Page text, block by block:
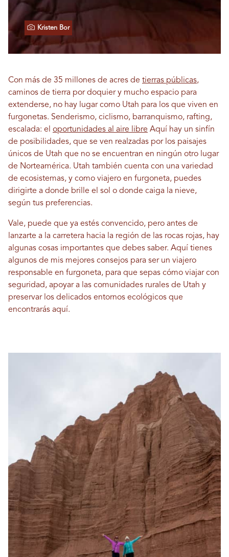
Kristen Bor
Con más de 35 millones de acres de tierras públicas,
caminos de tierra por doquier y mucho espacio para
extenderse, no hay lugar como Utah para los que viven en
furgonetas. Senderismo, ciclismo, barranquismo, rafting,
escalada: el oportunidades al aire libre Aquí hay un sinfín
de posibilidades, que se ven realzadas por los paisajes
únicos de Utah que no se encuentran en ningún otro lugar
de Norteamérica. Utah también cuenta con una variedad
de ecosistemas, y como viajero en furgoneta, puedes
dirigirte a donde brille el sol o donde caiga la nieve,
según tus preferencias.
Vale, puede que ya estés convencido, pero antes de
lanzarte a la carretera hacia la región de las rocas rojas, hay
algunas cosas importantes que debes saber. Aquí tienes
algunos de mis mejores consejos para ser un viajero
responsable en furgoneta, para que sepas cómo viajar con
seguridad, apoyar a las comunidades rurales de Utah y
preservar los delicados entornos ecológicos que
encontrarás aquí.